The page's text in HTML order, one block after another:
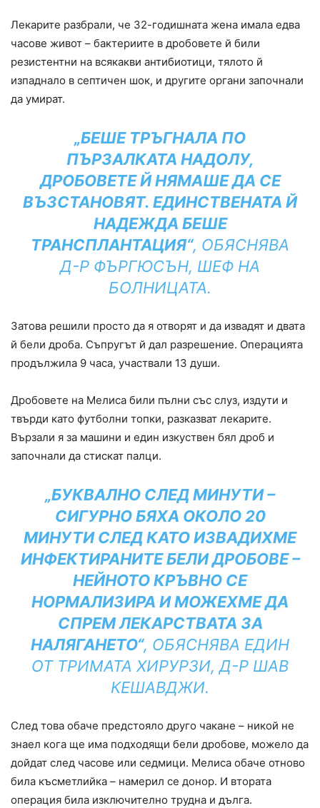
Лекарите разбрали, че 32-годишната жена имала едва
часове живот – бактериите в дробовете й били
резистентни на всякакви антибиотици, тялото й
изпаднало в септичен шок, и другите органи започнали
да умират.
„БЕШЕ ТРЪГНАЛА ПО
ПЪРЗАЛКАТА НАДОЛУ,
ДРОБОВЕТЕ Й НЯМАШЕ ДА СЕ
ВЪЗСТАНОВЯТ. ЕДИНСТВЕНАТА Й
НАДЕЖДА БЕШЕ
ТРАНСПЛАНТАЦИЯ“, ОБЯСНЯВА
Д-Р ФЪРГЮСЪН, ШЕФ НА
БОЛНИЦАТА.
Затова решили просто да я отворят и да извадят и двата
й бели дроба. Съпругът й дал разрешение. Операцията
продължила 9 часа, участвали 13 души.
Дробовете на Мелиса били пълни със слуз, издути и
твърди като футболни топки, разказват лекарите.
Вързали я за машини и един изкуствен бял дроб и
започнали да стискат палци.
„БУКВАЛНО СЛЕД МИНУТИ –
СИГУРНО БЯХА ОКОЛО 20
МИНУТИ СЛЕД КАТО ИЗВАДИХМЕ
ИНФЕКТИРАНИТЕ БЕЛИ ДРОБОВЕ –
НЕЙНОТО КРЪВНО СЕ
НОРМАЛИЗИРА И МОЖЕХМЕ ДА
СПРЕМ ЛЕКАРСТВАТА ЗА
НАЛЯГАНЕТО“, ОБЯСНЯВА ЕДИН
ОТ ТРИМАТА ХИРУРЗИ, Д-Р ШАВ
КЕШАВДЖИ.
След това обаче предстояло друго чакане – никой не
знаел кога ще има подходящи бели дробове, можело да
дойдат след часове или седмици. Мелиса обаче отново
била късметлийка – намерил се донор. И втората
операция била изключително трудна и дълга.